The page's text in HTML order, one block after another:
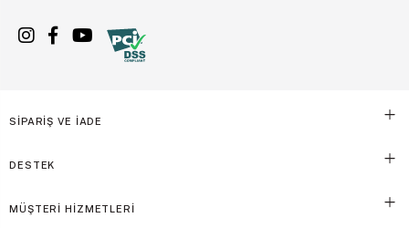
SİPARİŞ VE İADE
DESTEK
MÜŞTERİ HİZMETLERİ